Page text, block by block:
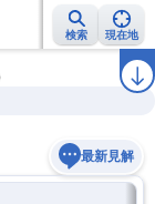
検索 現在地
ラ
最新見解